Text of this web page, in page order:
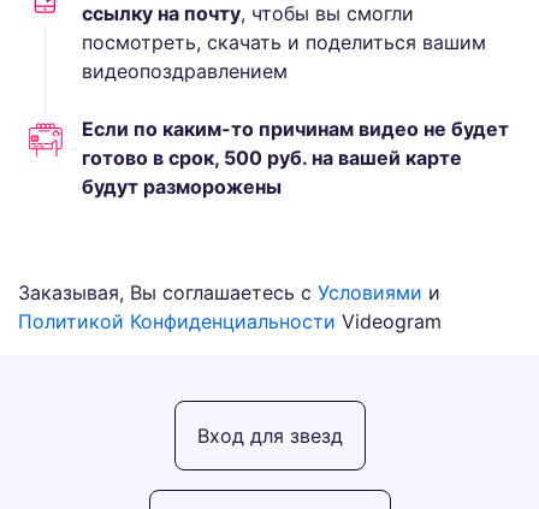
ссылку на почту, чтобы вы смогли
посмотреть, скачать и поделиться вашим
видеопоздравлением
Если по каким-то причинам видео не будет
готово в срок, 500 руб. на вашей карте
будут разморожены
Заказывая, Вы соглашаетесь с Условиями и
Политикой Конфиденциальности Videogram
Вход для звезд